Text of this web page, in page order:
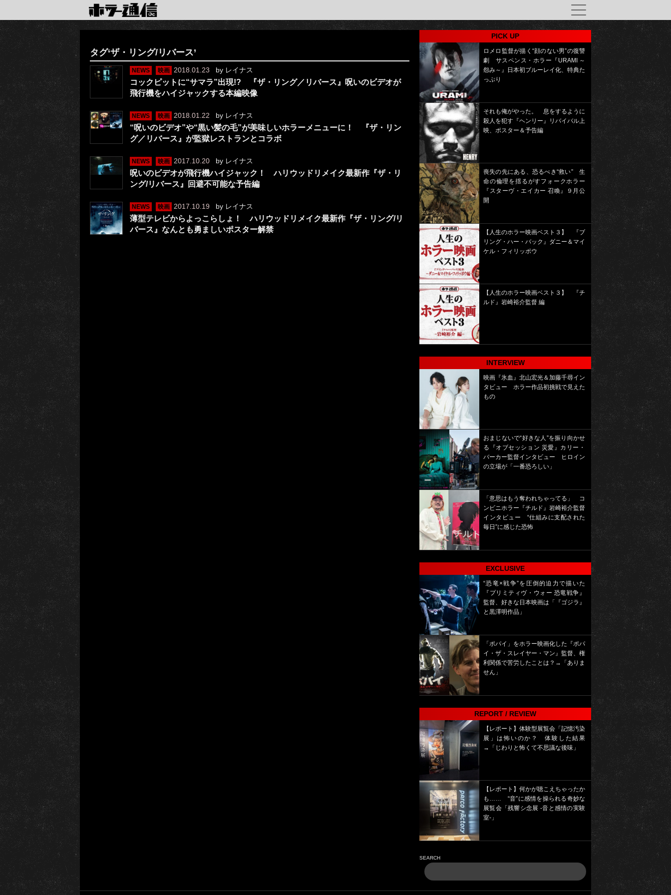
タグ‘ザ・リング/リバース’
NEWS 映画 2018.01.23 by レイナス
コックピットに“サマラ”出現!? 『ザ・リング／リバース』呪いのビデオが
飛行機をハイジャックする本編映像
NEWS 映画 2018.01.22 by レイナス
“呪いのビデオ”や“黒い髪の毛”が美味しいホラーメニューに！ 『ザ・リン
グ／リバース』が監獄レストランとコラボ
NEWS 映画 2017.10.20 by レイナス
呪いのビデオが飛行機ハイジャック！ ハリウッドリメイク最新作『ザ・リ
ング/リバース』回避不可能な予告編
NEWS 映画 2017.10.19 by レイナス
薄型テレビからよっこらしょ！ ハリウッドリメイク最新作『ザ・リング/リ
バース』なんとも勇ましいポスター解禁
PICK UP
ロメロ監督が描く“顔のない男”の復讐
劇 サスペンス・ホラー『URAMI ～
怨み～』日本初ブルーレイ化、特典た
っぷり
それも俺がやった。 息をするように
殺人を犯す『ヘンリー』リバイバル上
映、ポスター＆予告編
喪失の先にある、恐るべき“救い” 生
命の倫理を揺るがすフォークホラー
『スターヴ・エイカー 召喚』９月公
開
【人生のホラー映画ベスト３】 『ブ
リング・ハー・バック』ダニー＆マイ
ケル・フィリッポウ
【人生のホラー映画ベスト３】 『チ
ルド』岩崎裕介監督 編
INTERVIEW
映画『氷血』北山宏光＆加藤千尋イン
タビュー ホラー作品初挑戦で見えた
もの
おまじないで“好きな人”を振り向かせ
る『オブセッション 災愛』カリー・
バーカー監督インタビュー ヒロイン
の立場が「一番恐ろしい」
「意思はもう奪われちゃってる」 コ
ンビニホラー『チルド』岩崎裕介監督
インタビュー “仕組みに支配された
毎日”に感じた恐怖
EXCLUSIVE
“恐竜×戦争”を圧倒的迫力で描いた
『プリミティヴ・ウォー 恐竜戦争』
監督、好きな日本映画は「『ゴジラ』
と黒澤明作品」
「ポパイ」をホラー映画化した『ポパ
イ・ザ・スレイヤー・マン』監督、権
利関係で苦労したことは？→「ありま
せん」
REPORT / REVIEW
【レポート】体験型展覧会「記憶汚染
展」は怖いのか？ 体験した結果
→「じわりと怖くて不思議な後味」
【レポート】何かが聴こえちゃったか
も…… “音”に感情を操られる奇妙な
展覧会「残響シ念展 -⾳と感情の実験
室-」
SEARCH